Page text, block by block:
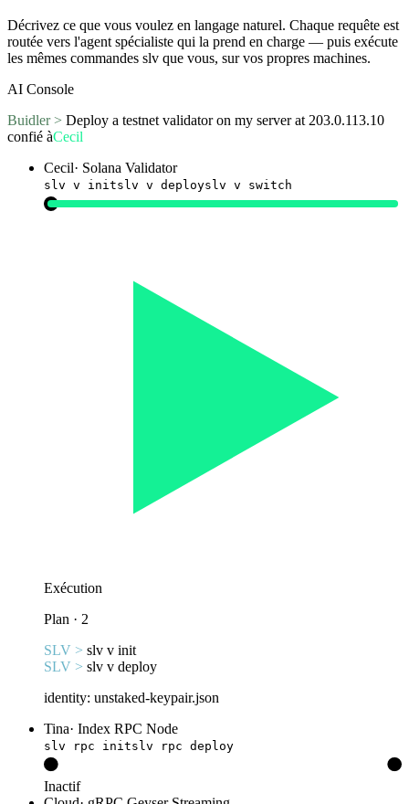
Décrivez ce que vous voulez en langage naturel. Chaque requête est
routée vers l'agent spécialiste qui la prend en charge — puis exécute
les mêmes commandes slv que vous, sur vos propres machines.
AI Console
Buidler > Deploy a testnet validator on my server at 203.0.113.10
confié àCecil
Cecil· Solana Validator
slv v initslv v deployslv v switch
Exécution
Plan · 2
SLV > slv v init
SLV > slv v deploy
identity: unstaked-keypair.json
Tina· Index RPC Node
slv rpc initslv rpc deploy
Inactif